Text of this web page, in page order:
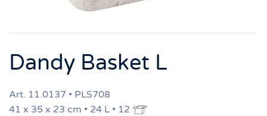
Dandy Basket L
Art. 11.0137 • PLS708
41 x 35 x 23 cm • 24 L • 12